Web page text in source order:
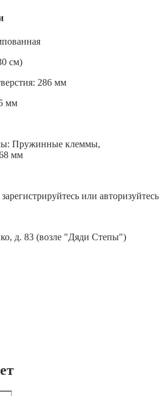
см)
286 мм
мм
Пружинные клеммы,
мм
или авторизуйтесь
д. 83 (возле "Дяди Степы")